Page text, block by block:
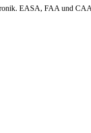
EASA, FAA und